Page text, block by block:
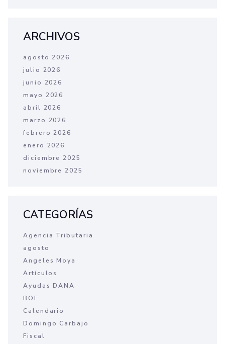
ARCHIVOS
agosto 2026
julio 2026
junio 2026
mayo 2026
abril 2026
marzo 2026
febrero 2026
enero 2026
diciembre 2025
noviembre 2025
CATEGORÍAS
Agencia Tributaria
agosto
Angeles Moya
Artículos
Ayudas DANA
BOE
Calendario
Domingo Carbajo
Fiscal